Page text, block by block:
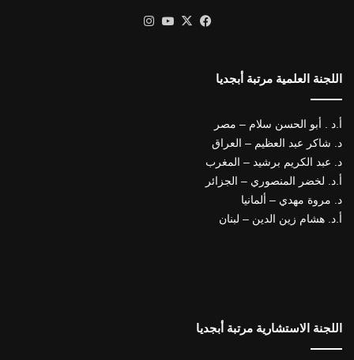
فيسبوك
X يوتيوب
اللجنة العلمية مرتبة أبجديا
أ.د . أبو الحسن سلام – مصر
د. شاكر عبد العظيم – العراق
د. عبد الكريم برشيد – المغرب
أ.د. لخضر المنصوري – الجزائر
د. مروة مهدي – ألمانيا
أ.د. هشام زين الدين – لبنان
اللجنة الاستشارية مرتبة أبجديا